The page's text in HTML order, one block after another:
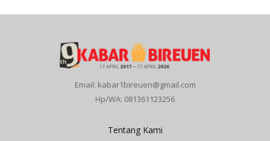
Email: kabar1bireuen@gmail.com
Hp/WA: 081361123256
Tentang Kami